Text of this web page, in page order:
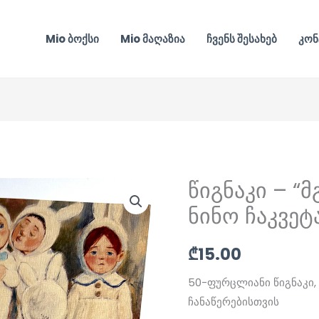
Mio ბოქსი Mio მაღაზია ჩვენს შესახებ
წიგნაკი –
ნინო
₾15.00
50-ფურცლიანი
ჩანაწერებისთვის
წიგნაკი
-
“მგელი”
-
მხატვარ
ნინო
ჩაკვეტაძის